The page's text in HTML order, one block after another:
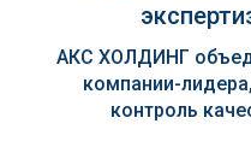
АКС ХОЛДИНГ
компании-
контроль